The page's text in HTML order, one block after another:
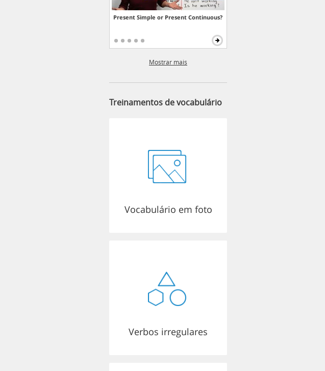
Present Simple or Present Continuous?
Mostrar mais
Treinamentos de vocabulário
Vocabulário em foto
Verbos irregulares